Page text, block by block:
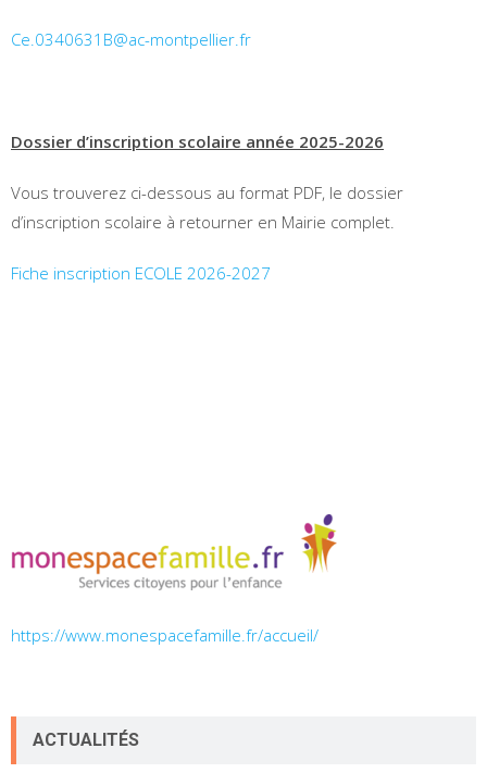
Ce.0340631B@ac-montpellier.fr
Dossier d’inscription scolaire année 2025-2026
Vous trouverez ci-dessous au format PDF, le dossier
d’inscription scolaire à retourner en Mairie complet.
Fiche inscription ECOLE 2026-2027
https://www.monespacefamille.fr/accueil/
ACTUALITÉS